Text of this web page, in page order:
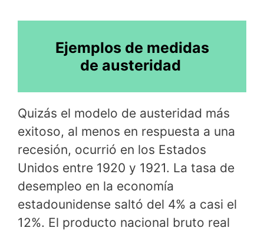
Ejemplos de medidas
de austeridad
Quizás el modelo de austeridad más
exitoso, al menos en respuesta a una
recesión, ocurrió en los Estados
Unidos entre 1920 y 1921. La tasa de
desempleo en la economía
estadounidense saltó del 4% a casi el
12%. El producto nacional bruto real